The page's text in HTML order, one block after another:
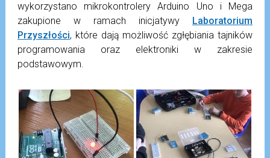
wykorzystano mikrokontrolery Arduino Uno i Mega
zakupione w ramach inicjatywy
Laboratorium
Przyszłości, które dają możliwość zgłębiania tajników
programowania oraz elektroniki w zakresie
podstawowym.